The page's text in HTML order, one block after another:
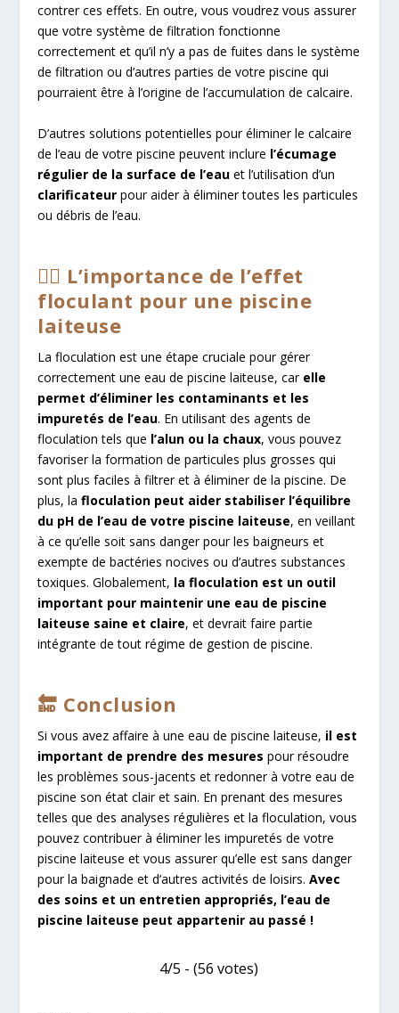
contrer ces effets. En outre, vous voudrez vous assurer
que votre système de filtration fonctionne
correctement et qu’il n’y a pas de fuites dans le système
de filtration ou d’autres parties de votre piscine qui
pourraient être à l’origine de l’accumulation de calcaire.
D’autres solutions potentielles pour éliminer le calcaire
de l’eau de votre piscine peuvent inclure l’écumage
régulier de la surface de l’eauet l’utilisation d’un
clarificateurpour aider à éliminer toutes les particules
ou débris de l’eau.
🏊‍♂️ L’importance de l’effet
floculant pour une piscine
laiteuse
La floculation est une étape cruciale pour gérer
correctement une eau de piscine laiteuse, car elle
permet d’éliminer les contaminants et les
impuretés de l’eau. En utilisant des agents de
floculation tels que l’alun ou la chaux, vous pouvez
favoriser la formation de particules plus grosses qui
sont plus faciles à filtrer et à éliminer de la piscine. De
plus, la floculation peut aider stabiliser l’équilibre
du pH de l’eau de votre piscine laiteuse, en veillant
à ce qu’elle soit sans danger pour les baigneurs et
exempte de bactéries nocives ou d’autres substances
toxiques. Globalement, la floculation est un outil
important pour maintenir une eau de piscine
laiteuse saine et claire, et devrait faire partie
intégrante de tout régime de gestion de piscine.
🔚 Conclusion
Si vous avez affaire à une eau de piscine laiteuse, il est
important de prendre des mesures pour résoudre
les problèmes sous-jacents et redonner à votre eau de
piscine son état clair et sain. En prenant des mesures
telles que des analyses régulières et la floculation, vous
pouvez contribuer à éliminer les impuretés de votre
piscine laiteuse et vous assurer qu’elle est sans danger
pour la baignade et d’autres activités de loisirs. Avec
des soins et un entretien appropriés, l’eau de
piscine laiteuse peut appartenir au passé !
4/5 - (56 votes)